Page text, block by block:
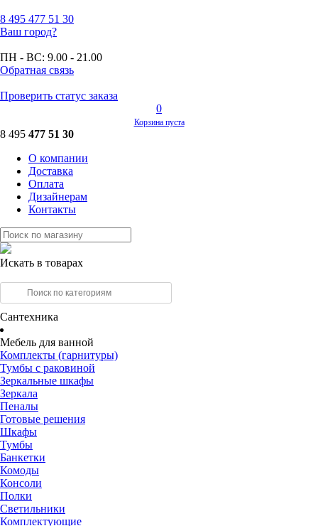
8 495 477 51 30
Ваш город?
ПН - ВС: 9.00 - 21.00
Обратная связь
Проверить статус заказа
0
Корзина пуста
8 495 477 51 30
О компании
Доставка
Оплата
Дизайнерам
Контакты
Искать в товарах
Сантехника
Мебель для ванной
Комплекты (гарнитуры)
Тумбы с раковиной
Зеркальные шкафы
Зеркала
Пеналы
Готовые решения
Шкафы
Тумбы
Банкетки
Комоды
Консоли
Полки
Светильники
Комплектующие